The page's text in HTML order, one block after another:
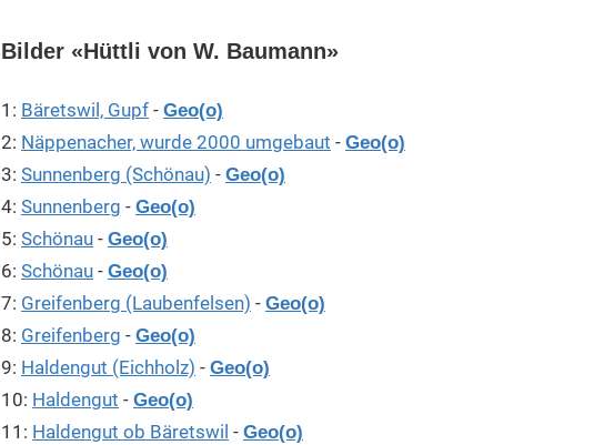
Bilder «Hüttli von W. Baumann»
1: Bäretswil, Gupf - Geo(o)
2: Näppenacher, wurde 2000 umgebaut - Geo(o)
3: Sunnenberg (Schönau) - Geo(o)
4: Sunnenberg - Geo(o)
5: Schönau - Geo(o)
6: Schönau - Geo(o)
7: Greifenberg (Laubenfelsen) - Geo(o)
8: Greifenberg - Geo(o)
9: Haldengut (Eichholz) - Geo(o)
10: Haldengut - Geo(o)
11: Haldengut ob Bäretswil - Geo(o)